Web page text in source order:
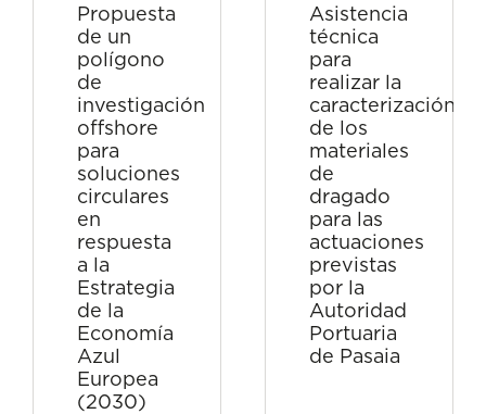
Propuesta
de un
polígono
de
investigación
offshore
para
soluciones
circulares
en
respuesta
a la
Estrategia
de la
Economía
Azul
Europea
(2030)
Asistencia
técnica
para
realizar la
caracterización
de los
materiales
de
dragado
para las
actuaciones
previstas
por la
Autoridad
Portuaria
de Pasaia